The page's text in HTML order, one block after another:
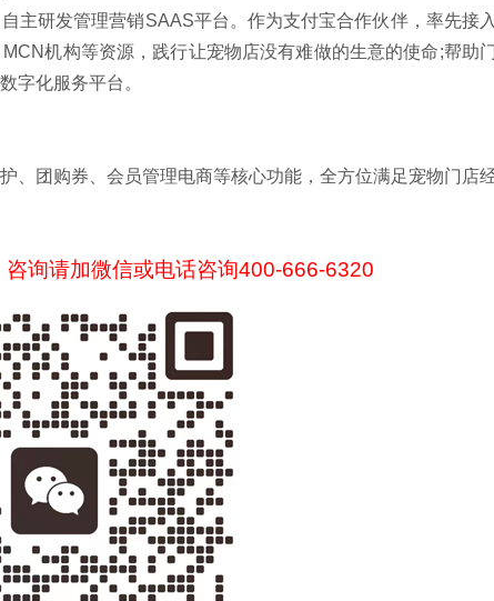
主研发管理营销SAAS平台。作为支付宝合作伙伴，率先接入
机构等资源，践行让宠物店没有难做的生意的使命;帮助门
字化服务平台。
、团购券、会员管理电商等核心功能，全方位满足宠物门店
询请加微信或电话咨询400-666-6320